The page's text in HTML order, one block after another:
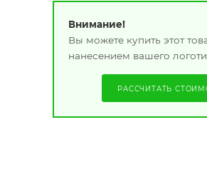
Внимание!
Вы можете купить этот
нанесением вашего
РАССЧИТАТЬ